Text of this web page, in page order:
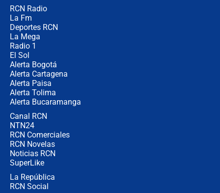
RCN Radio
La Fm
Deportes RCN
La Mega
Radio 1
El Sol
Alerta Bogotá
Alerta Cartagena
Alerta Paisa
Alerta Tolima
Alerta Bucaramanga
Canal RCN
NTN24
RCN Comerciales
RCN Novelas
Noticias RCN
SuperLike
La República
RCN Social